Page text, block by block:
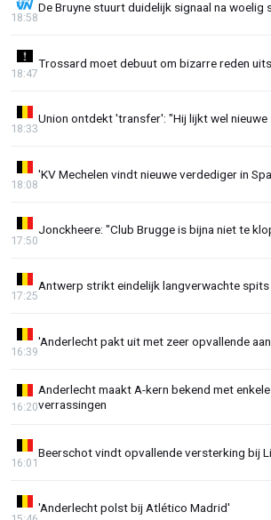
De Bruyne stuurt duidelijk signaal na woelig
18:58
Trossard moet debuut om bizarre reden
18:47
Union ontdekt 'transfer': "Hij lijkt wel nieuwe
18:33
'KV Mechelen vindt nieuwe verdediger in
18:08
Jonckheere: "Club Brugge is bijna niet te
17:50
Antwerp strikt eindelijk langverwachte spits
17:25
'Anderlecht pakt uit met zeer opvallende
16:39
Anderlecht maakt A-kern bekend met enkele
verrassingen
16:20
Beerschot vindt opvallende versterking bij
16:01
'Anderlecht polst bij Atlético Madrid'